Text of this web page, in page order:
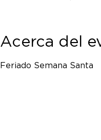
Acerca del
Feriado Semana Santa